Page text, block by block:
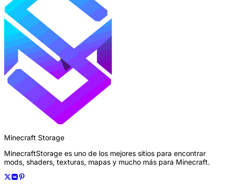
Minecraft Storage
MinecraftStorage es uno de los mejores sitios para encontrar
mods, shaders, texturas, mapas y mucho más para Minecraft.